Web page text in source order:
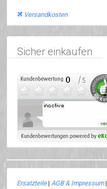
Versandkosten
Sicher einkaufen
Ersatzteile| AGB & Impressum|